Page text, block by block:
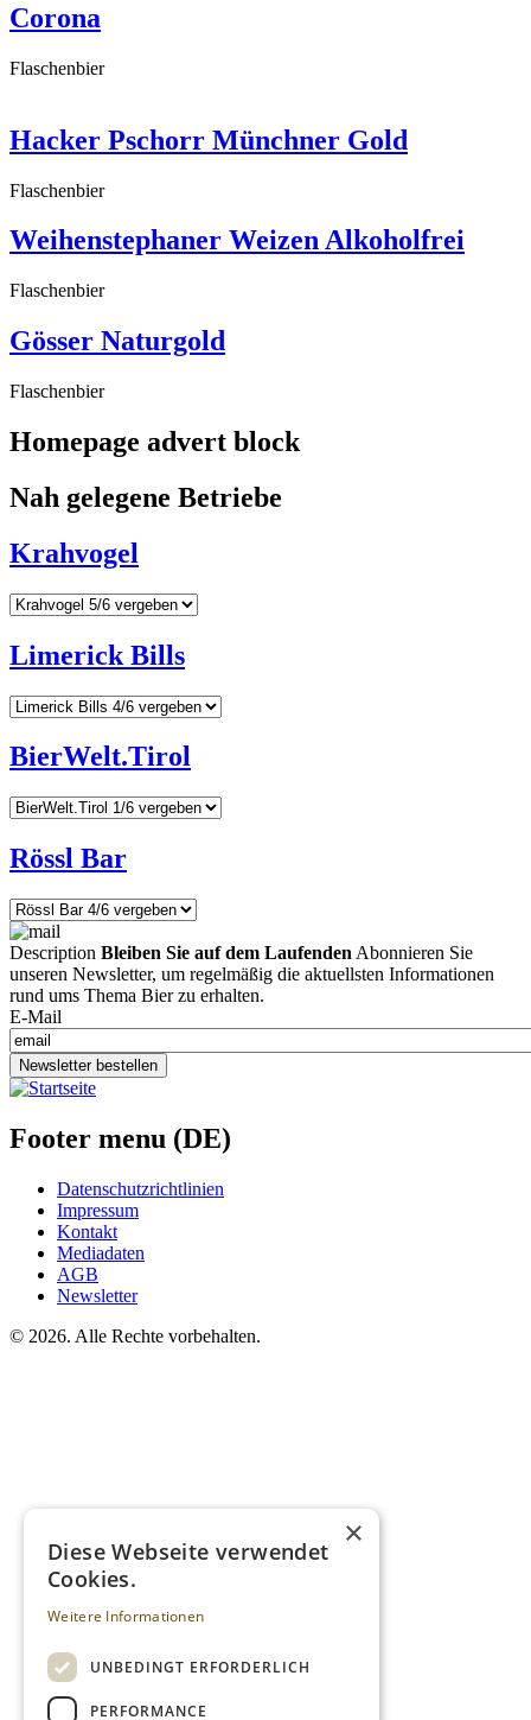
Corona
Flaschenbier
Hacker Pschorr Münchner Gold
Flaschenbier
Weihenstephaner Weizen Alkoholfrei
Flaschenbier
Gösser Naturgold
Flaschenbier
Homepage advert block
Nah gelegene Betriebe
Krahvogel
Limerick Bills
BierWelt.Tirol
Rössl Bar
Description Bleiben Sie auf dem Laufenden Abonnieren Sie
unseren Newsletter, um regelmäßig die aktuellsten Informationen
rund ums Thema Bier zu erhalten.
E-Mail
Newsletter bestellen
Footer menu (DE)
Datenschutzrichtlinien
Impressum
Kontakt
Mediadaten
AGB
Newsletter
© 2026. Alle Rechte vorbehalten.
×
Diese Webseite verwendet
Cookies.
Weitere Informationen
UNBEDINGT ERFORDERLICH
PERFORMANCE